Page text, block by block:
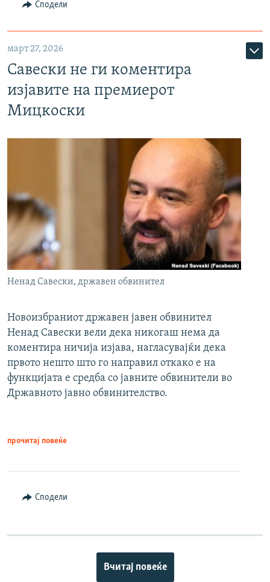
Сподели
март 27, 2026
Савески не ги коментира
изјавите на премиерот
Мицкоски
Ненад Савески, државен обвинител
Новоизбраниот државен јавен обвинител
Ненад Савески вели дека никогаш нема да
коментира ничија изјава, нагласувајќи дека
првото нешто што го направил откако е на
функцијата е средба со јавните обвинители во
Државното јавно обвинителство.
прочитај повеќе
Сподели
Вчитај повеќе